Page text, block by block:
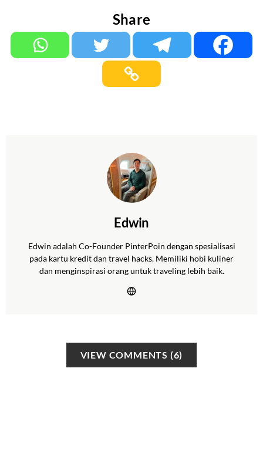
Share
Edwin
Edwin adalah Co-Founder PinterPoin dengan spesialisasi
pada kartu kredit dan travel hacks. Memiliki hobi kuliner
dan menginspirasi orang untuk traveling lebih baik.
VIEW COMMENTS (6)